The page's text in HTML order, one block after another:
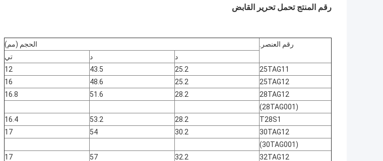
رقم المنتج تحمل تحرير القابض
رقم العنصر.
الحجم (مم)
د
د
تي
25TAG11
25.2
43.5
12
25TAG12
25.2
48.6
16
28TAG12
28.2
51.6
16.8
(28TAG001)
T28S1
28.2
53.2
16.4
30TAG12
30.2
54
17
(30TAG001)
32TAG12
32.2
57
17